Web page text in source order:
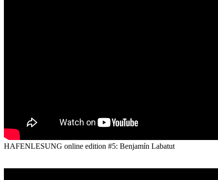
HAFENLESUNG online edition #5: Benjamín Labatut